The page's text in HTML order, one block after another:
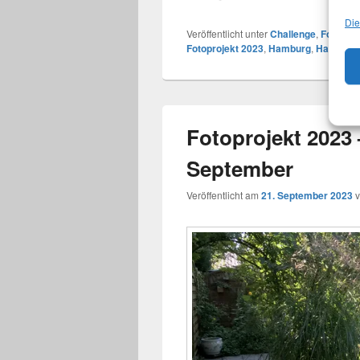
Veröffentlicht unterChallenge, Fotos
Fotoprojekt 2023, Hamburg,
Fotoprojekt 2023
September
Veröffentlicht am 21. September 2023